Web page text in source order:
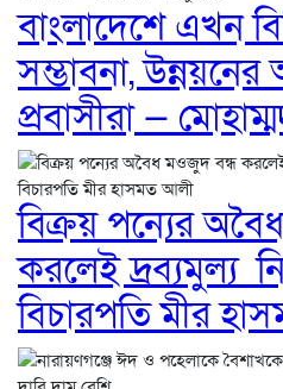
বাংলাদেশে এখন
সম্ভাবনা,
প্রবাসীরা —
বিক্রয় পন্যের
করলেই দ্রব্যমুল্য
বিচারপতি মীর